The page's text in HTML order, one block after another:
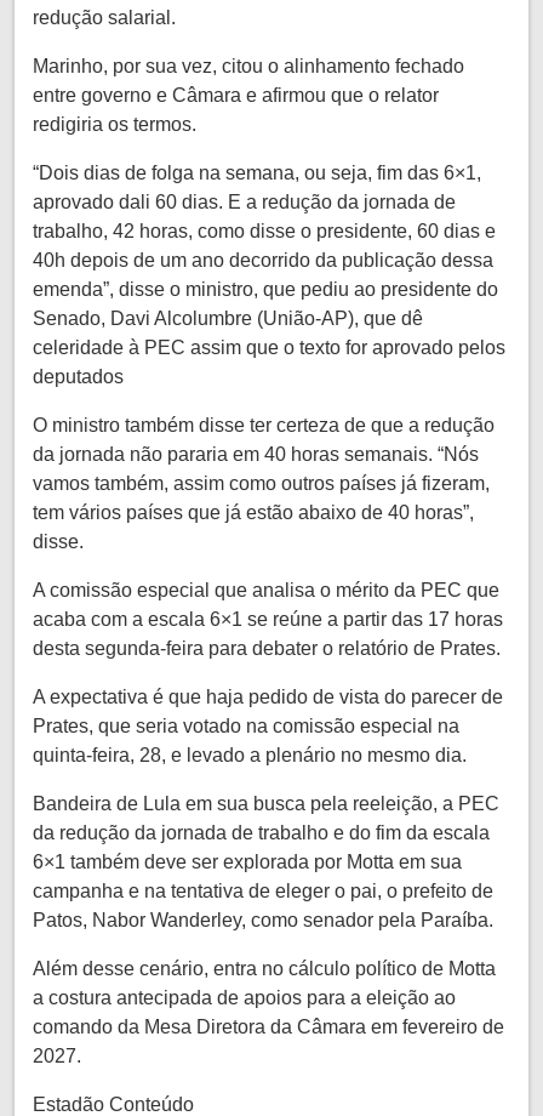
redução salarial.
Marinho, por sua vez, citou o alinhamento fechado
entre governo e Câmara e afirmou que o relator
redigiria os termos.
“Dois dias de folga na semana, ou seja, fim das 6×1,
aprovado dali 60 dias. E a redução da jornada de
trabalho, 42 horas, como disse o presidente, 60 dias e
40h depois de um ano decorrido da publicação dessa
emenda”, disse o ministro, que pediu ao presidente do
Senado, Davi Alcolumbre (União-AP), que dê
celeridade à PEC assim que o texto for aprovado pelos
deputados
O ministro também disse ter certeza de que a redução
da jornada não pararia em 40 horas semanais. “Nós
vamos também, assim como outros países já fizeram,
tem vários países que já estão abaixo de 40 horas”,
disse.
A comissão especial que analisa o mérito da PEC que
acaba com a escala 6×1 se reúne a partir das 17 horas
desta segunda-feira para debater o relatório de Prates.
A expectativa é que haja pedido de vista do parecer de
Prates, que seria votado na comissão especial na
quinta-feira, 28, e levado a plenário no mesmo dia.
Bandeira de Lula em sua busca pela reeleição, a PEC
da redução da jornada de trabalho e do fim da escala
6×1 também deve ser explorada por Motta em sua
campanha e na tentativa de eleger o pai, o prefeito de
Patos, Nabor Wanderley, como senador pela Paraíba.
Além desse cenário, entra no cálculo político de Motta
a costura antecipada de apoios para a eleição ao
comando da Mesa Diretora da Câmara em fevereiro de
2027.
Estadão Conteúdo